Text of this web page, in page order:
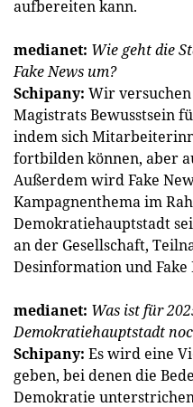
aufbereiten kann.
medianet: Wie geht die
Fake News um?
Schipany: Wir
Magistrats Bewusstsein
indem sich
fortbilden können, aber
Außerdem wird Fake
Kampagnenthema im
Demokratiehauptstadt
an der Gesellschaft,
Desinformation und
medianet: Was ist für
Demokratiehauptstadt
Schipany: Es wird eine
geben, bei denen die
Demokratie